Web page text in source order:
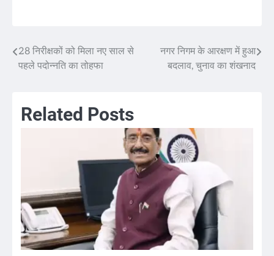
Post
28 निरीक्षकों को मिला नए साल से
पहले पदोन्नति का तोहफा
नगर निगम के आरक्षण में हुआ
बदलाव, चुनाव का शंखनाद
Related Posts